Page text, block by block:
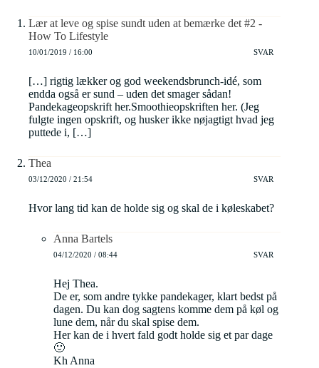
Lær at leve og spise sundt uden at bemærke det #2 -
How To Lifestyle
10/01/2019 / 16:00 SVAR
[…] rigtig lækker og god weekendsbrunch-idé, som
endda også er sund – uden det smager sådan!
Pandekageopskrift her.Smoothieopskriften her. (Jeg
fulgte ingen opskrift, og husker ikke nøjagtigt hvad jeg
puttede i, […]
Thea
03/12/2020 / 21:54 SVAR
Hvor lang tid kan de holde sig og skal de i køleskabet?
Anna Bartels
04/12/2020 / 08:44 SVAR
Hej Thea.
De er, som andre tykke pandekager, klart bedst på
dagen. Du kan dog sagtens komme dem på køl og
lune dem, når du skal spise dem.
Her kan de i hvert fald godt holde sig et par dage
🙂
Kh Anna